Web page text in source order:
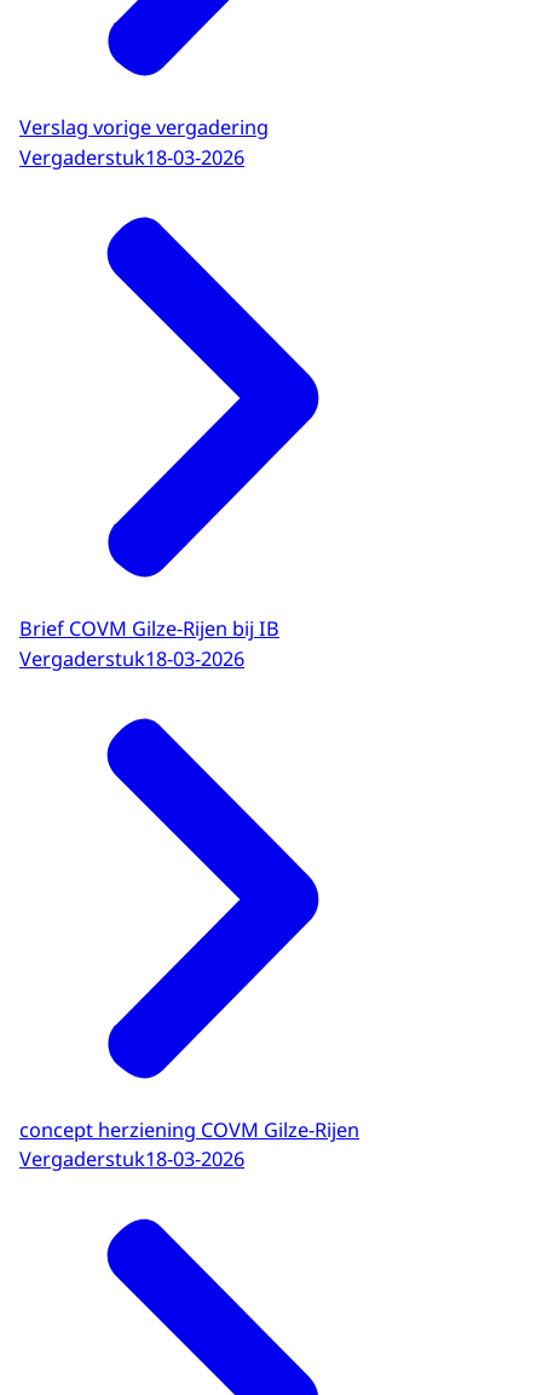
Verslag vorige vergadering
Vergaderstuk18-03-2026
Brief COVM Gilze-Rijen bij IB
Vergaderstuk18-03-2026
concept herziening COVM Gilze-Rijen
Vergaderstuk18-03-2026